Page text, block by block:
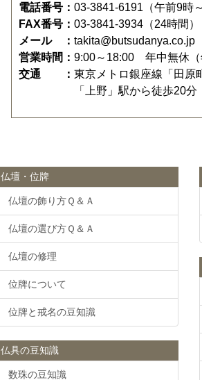
電話番号： 03-3841-6191 （午前9時
FAX番号： 03-3841-3934（24時間）
メール ： takita@butsudanya.co.jp
営業時間： 9:00～18:00 年中無休（
交通 ： 東京メトロ銀座線「田原
「上野」駅から徒歩20
仏壇・位牌
仏壇の飾り方Ｑ＆Ａ
仏壇の選び方Ｑ＆Ａ
仏壇の修理
位牌について
位牌と戒名の豆知識
仏具の豆知識
数珠の豆知識